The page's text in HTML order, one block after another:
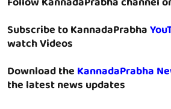
Subscribe to KannadaPrabha
watch Videos
Download theKannadaPrabha
the latest news updates